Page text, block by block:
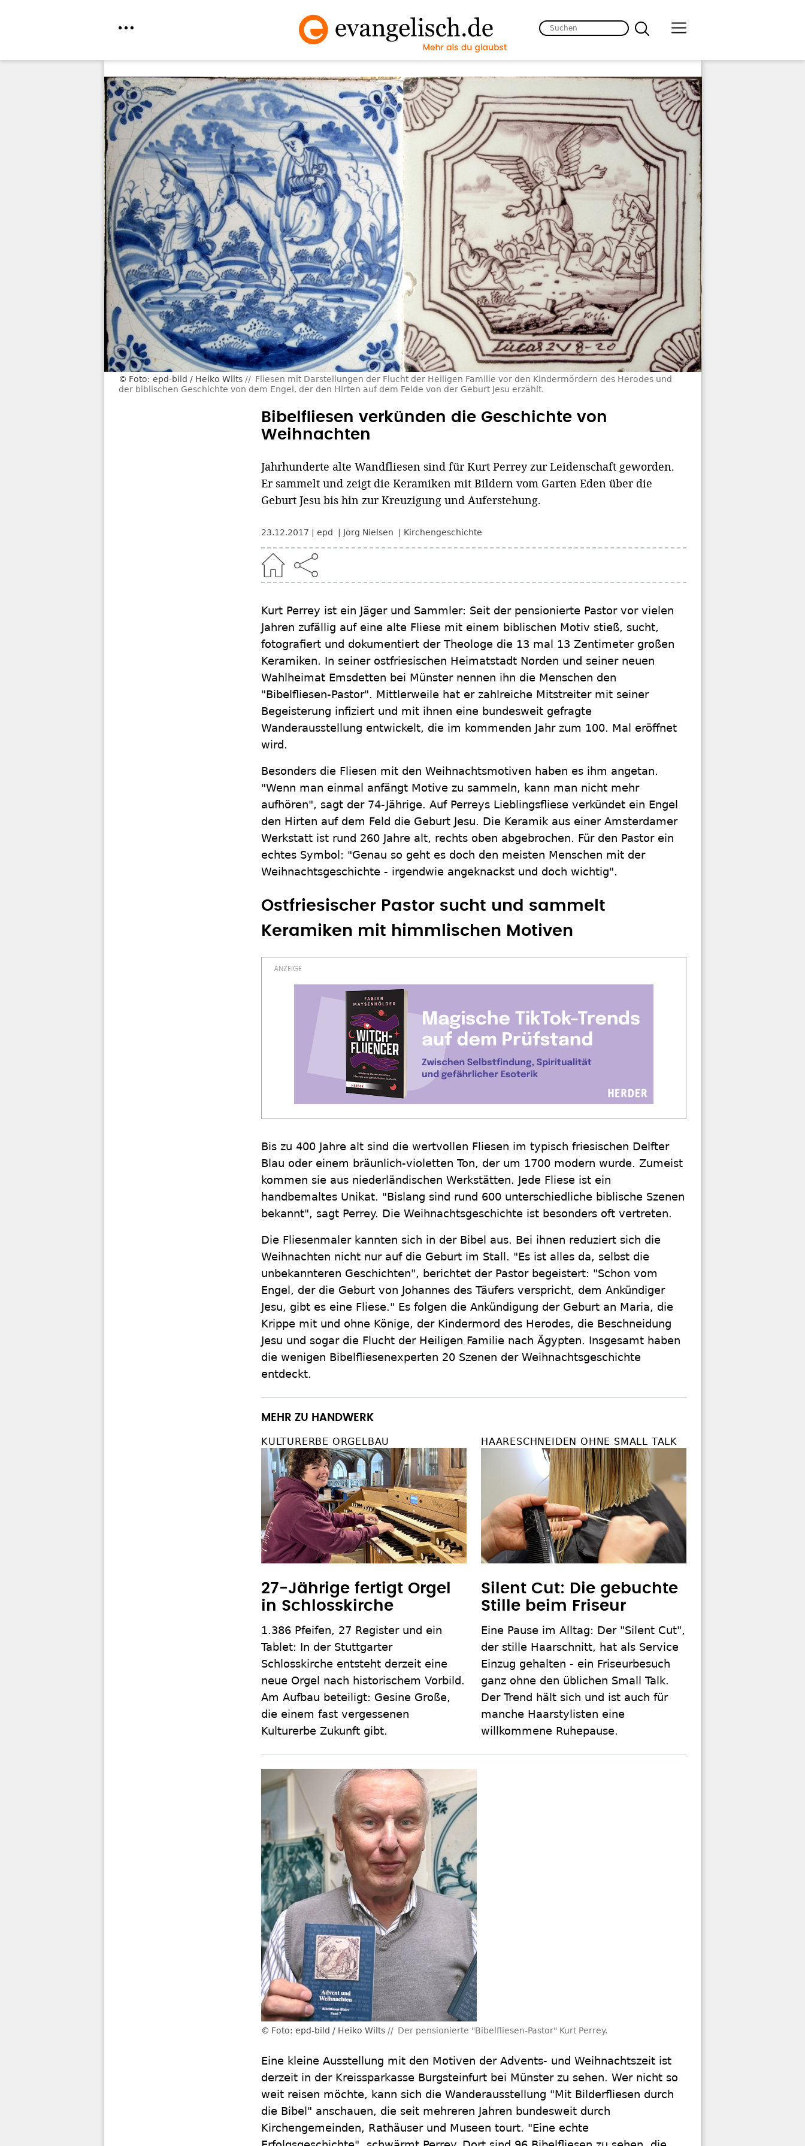
Foto: epd-bild / Heiko Wilts
Fliesen mit Darstellungen der Flucht der Heiligen Familie vor den Kindermördern des Herodes und
der biblischen Geschichte von dem Engel, der den Hirten auf dem Felde von der Geburt Jesu erzählt.
Bibelfliesen verkünden die Geschichte von
Weihnachten
Jahrhunderte alte Wandfliesen sind für Kurt Perrey zur Leidenschaft geworden.
Er sammelt und zeigt die Keramiken mit Bildern vom Garten Eden über die
Geburt Jesu bis hin zur Kreuzigung und Auferstehung.
23.12.2017 epd Jörg Nielsen Kirchengeschichte
Kurt Perrey ist ein Jäger und Sammler: Seit der pensionierte Pastor vor vielen
Jahren zufällig auf eine alte Fliese mit einem biblischen Motiv stieß, sucht,
fotografiert und dokumentiert der Theologe die 13 mal 13 Zentimeter großen
Keramiken. In seiner ostfriesischen Heimatstadt Norden und seiner neuen
Wahlheimat Emsdetten bei Münster nennen ihn die Menschen den
"Bibelfliesen-Pastor". Mittlerweile hat er zahlreiche Mitstreiter mit seiner
Begeisterung infiziert und mit ihnen eine bundesweit gefragte
Wanderausstellung entwickelt, die im kommenden Jahr zum 100. Mal eröffnet
wird.
Besonders die Fliesen mit den Weihnachtsmotiven haben es ihm angetan.
"Wenn man einmal anfängt Motive zu sammeln, kann man nicht mehr
aufhören", sagt der 74-Jährige. Auf Perreys Lieblingsfliese verkündet ein Engel
den Hirten auf dem Feld die Geburt Jesu. Die Keramik aus einer Amsterdamer
Werkstatt ist rund 260 Jahre alt, rechts oben abgebrochen. Für den Pastor ein
echtes Symbol: "Genau so geht es doch den meisten Menschen mit der
Weihnachtsgeschichte - irgendwie angeknackst und doch wichtig".
Ostfriesischer Pastor sucht und sammelt
Keramiken mit himmlischen Motiven
Bis zu 400 Jahre alt sind die wertvollen Fliesen im typisch friesischen Delfter
Blau oder einem bräunlich-violetten Ton, der um 1700 modern wurde. Zumeist
kommen sie aus niederländischen Werkstätten. Jede Fliese ist ein
handbemaltes Unikat. "Bislang sind rund 600 unterschiedliche biblische Szenen
bekannt", sagt Perrey. Die Weihnachtsgeschichte ist besonders oft vertreten.
Die Fliesenmaler kannten sich in der Bibel aus. Bei ihnen reduziert sich die
Weihnachten nicht nur auf die Geburt im Stall. "Es ist alles da, selbst die
unbekannteren Geschichten", berichtet der Pastor begeistert: "Schon vom
Engel, der die Geburt von Johannes des Täufers verspricht, dem Ankündiger
Jesu, gibt es eine Fliese." Es folgen die Ankündigung der Geburt an Maria, die
Krippe mit und ohne Könige, der Kindermord des Herodes, die Beschneidung
Jesu und sogar die Flucht der Heiligen Familie nach Ägypten. Insgesamt haben
die wenigen Bibelfliesenexperten 20 Szenen der Weihnachtsgeschichte
entdeckt.
MEHR ZU HANDWERK
KULTURERBE ORGELBAU
27-Jährige fertigt Orgel
in Schlosskirche
1.386 Pfeifen, 27 Register und ein
Tablet: In der Stuttgarter
Schlosskirche entsteht derzeit eine
neue Orgel nach historischem Vorbild.
Am Aufbau beteiligt: Gesine Große,
die einem fast vergessenen
Kulturerbe Zukunft gibt.
HAARESCHNEIDEN OHNE SMALL TALK
Silent Cut: Die gebuchte
Stille beim Friseur
Eine Pause im Alltag: Der "Silent Cut",
der stille Haarschnitt, hat als Service
Einzug gehalten - ein Friseurbesuch
ganz ohne den üblichen Small Talk.
Der Trend hält sich und ist auch für
manche Haarstylisten eine
willkommene Ruhepause.
Foto: epd-bild / Heiko Wilts Der pensionierte "Bibelfliesen-Pastor" Kurt Perrey.
Eine kleine Ausstellung mit den Motiven der Advents- und Weihnachtszeit ist
derzeit in der Kreissparkasse Burgsteinfurt bei Münster zu sehen. Wer nicht so
weit reisen möchte, kann sich die Wanderausstellung "Mit Bilderfliesen durch
die Bibel" anschauen, die seit mehreren Jahren bundesweit durch
Kirchengemeinden, Rathäuser und Museen tourt. "Eine echte